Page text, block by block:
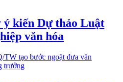
kiến Dự thảo Luật
văn hóa